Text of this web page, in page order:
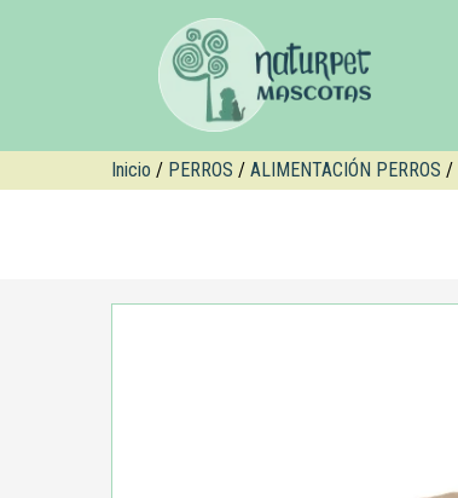
Inicio / PERROS / ALIMENTACIÓN PERROS /